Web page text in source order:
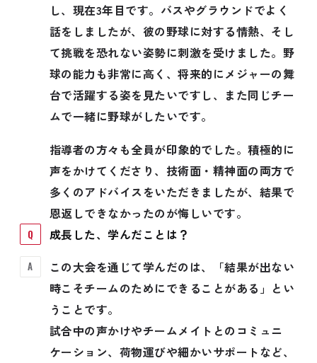
し、現在3年目です。バスやグラウンドでよく
話をしましたが、彼の野球に対する情熱、そし
て挑戦を恐れない姿勢に刺激を受けました。野
球の能力も非常に高く、将来的にメジャーの舞
台で活躍する姿を見たいですし、また同じチー
ムで一緒に野球がしたいです。
指導者の方々も全員が印象的でした。積極的に
声をかけてくださり、技術面・精神面の両方で
多くのアドバイスをいただきましたが、結果で
恩返しできなかったのが悔しいです。
成長した、学んだことは？
この大会を通じて学んだのは、「結果が出ない
時こそチームのためにできることがある」とい
うことです。
試合中の声かけやチームメイトとのコミュニ
ケーション、荷物運びや細かいサポートなど、